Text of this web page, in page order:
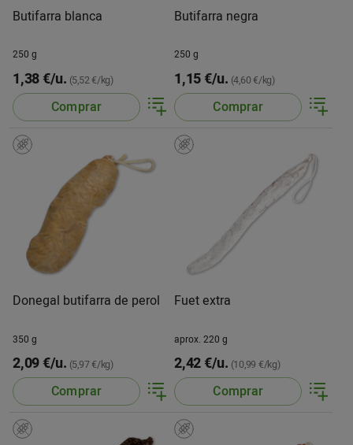
Butifarra blanca
250 g
1,38 €/u. (5,52 €/kg)
Comprar
Butifarra negra
250 g
1,15 €/u. (4,60 €/kg)
Comprar
Donegal butifarra de perol
350 g
2,09 €/u. (5,97 €/kg)
Comprar
Fuet extra
aprox. 220 g
2,42 €/u. (10,99 €/kg)
Comprar